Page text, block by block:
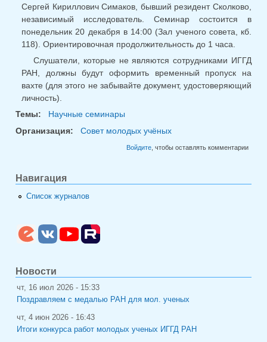
Сергей Кириллович Симаков, бывший резидент Сколково,
независимый исследователь. Семинар состоится в
понедельник 20 декабря в 14:00 (Зал ученого совета, кб.
118). Ориентировочная продолжительность до 1 часа.
Слушатели, которые не являются сотрудниками ИГГД
РАН, должны будут оформить временный пропуск на
вахте (для этого не забывайте документ, удостоверяющий
личность).
Темы:
Научные семинары
Организация:
Совет молодых учёных
Войдите, чтобы оставлять комментарии
Навигация
Список журналов
Новости
чт, 16 июл 2026 - 15:33
Поздравляем с медалью РАН для мол. ученых
чт, 4 июн 2026 - 16:43
Итоги конкурса работ молодых ученых ИГГД РАН